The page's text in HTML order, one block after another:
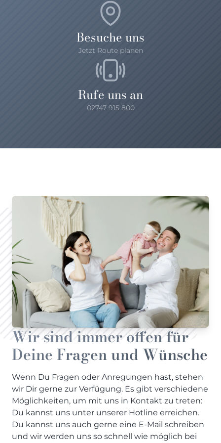
Besuche uns
Jetzt Route planen
Rufe uns an
02747 915 800
Wir sind immer offen für
Deine Fragen und Wünsche
Wenn Du Fragen oder Anregungen hast, stehen
wir Dir gerne zur Verfügung. Es gibt verschiedene
Möglichkeiten, um mit uns in Kontakt zu treten:
Du kannst uns unter unserer Hotline erreichen.
Du kannst uns auch gerne eine E-Mail schreiben
und wir werden uns so schnell wie möglich bei